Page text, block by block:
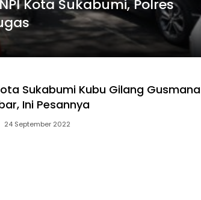
Kota Sukabumi, Polres
Sukabumi Kubu Gilang Gusmana
Ini Pesannya
24 September 2022